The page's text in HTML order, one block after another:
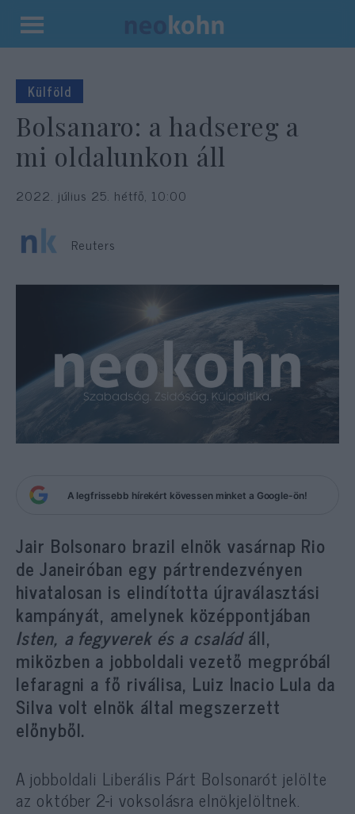
Kilépés
tartalomba
Külföld
Bolsanaro: a hadsereg a
mi oldalunkon áll
2022. július 25. hétfő, 10:00
Reuters
A legfrissebb hírekért kövessen minket a Google-ön!
Jair Bolsonaro brazil elnök vasárnap Rio
de Janeiróban egy pártrendezvényen
hivatalosan is elindította újraválasztási
kampányát, amelynek középpontjában
Isten, a fegyverek és a családáll,
miközben a jobboldali vezető megpróbál
lefaragni a fő riválisa, Luiz Inacio Lula da
Silva volt elnök által megszerzett
előnyből.
A jobboldali Liberális Párt Bolsonarót jelölte
az október 2-i voksolásra elnökjelöltnek.